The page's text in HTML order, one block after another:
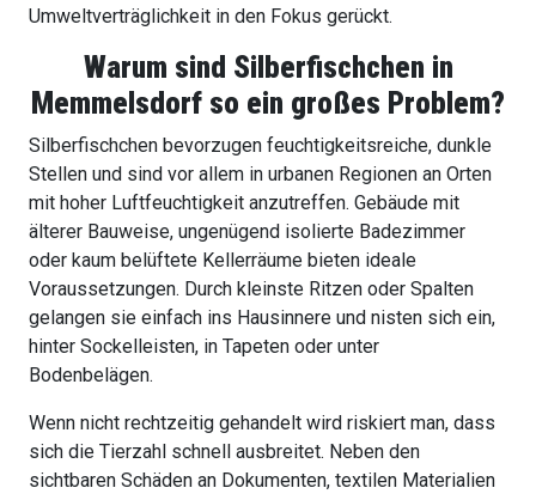
Umweltverträglichkeit in den Fokus gerückt.
Warum sind Silberfischchen in
Memmelsdorf so ein großes Problem?
Silberfischchen bevorzugen feuchtigkeitsreiche, dunkle
Stellen und sind vor allem in urbanen Regionen an Orten
mit hoher Luftfeuchtigkeit anzutreffen. Gebäude mit
älterer Bauweise, ungenügend isolierte Badezimmer
oder kaum belüftete Kellerräume bieten ideale
Voraussetzungen. Durch kleinste Ritzen oder Spalten
gelangen sie einfach ins Hausinnere und nisten sich ein,
hinter Sockelleisten, in Tapeten oder unter
Bodenbelägen.
Wenn nicht rechtzeitig gehandelt wird riskiert man, dass
sich die Tierzahl schnell ausbreitet. Neben den
sichtbaren Schäden an Dokumenten, textilen Materialien